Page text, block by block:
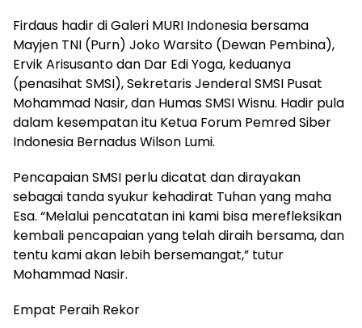
Firdaus hadir di Galeri MURI Indonesia bersama
Mayjen TNI (Purn) Joko Warsito (Dewan Pembina),
Ervik Arisusanto dan Dar Edi Yoga, keduanya
(penasihat SMSI), Sekretaris Jenderal SMSI Pusat
Mohammad Nasir, dan Humas SMSI Wisnu. Hadir pula
dalam kesempatan itu Ketua Forum Pemred Siber
Indonesia Bernadus Wilson Lumi.
Pencapaian SMSI perlu dicatat dan dirayakan
sebagai tanda syukur kehadirat Tuhan yang maha
Esa. “Melalui pencatatan ini kami bisa merefleksikan
kembali pencapaian yang telah diraih bersama, dan
tentu kami akan lebih bersemangat,” tutur
Mohammad Nasir.
Empat Peraih Rekor